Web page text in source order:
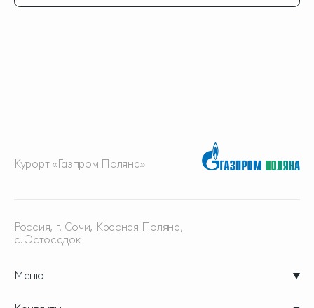
Курорт «Газпром Поляна»
Меню
Россия, г. Сочи, Красная Поляна,
с. Эстосадок